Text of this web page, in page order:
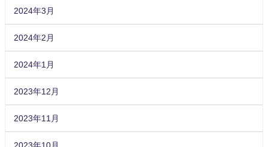
2024年3月
2024年2月
2024年1月
2023年12月
2023年11月
2023年10月